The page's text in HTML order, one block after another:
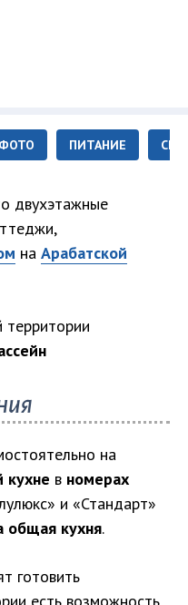
ФОТО ПИТАНИЕ
двухэтажные
на Арабатской
территории
на
кухне в номерах
и «Стандарт»
общая кухня.
готовить